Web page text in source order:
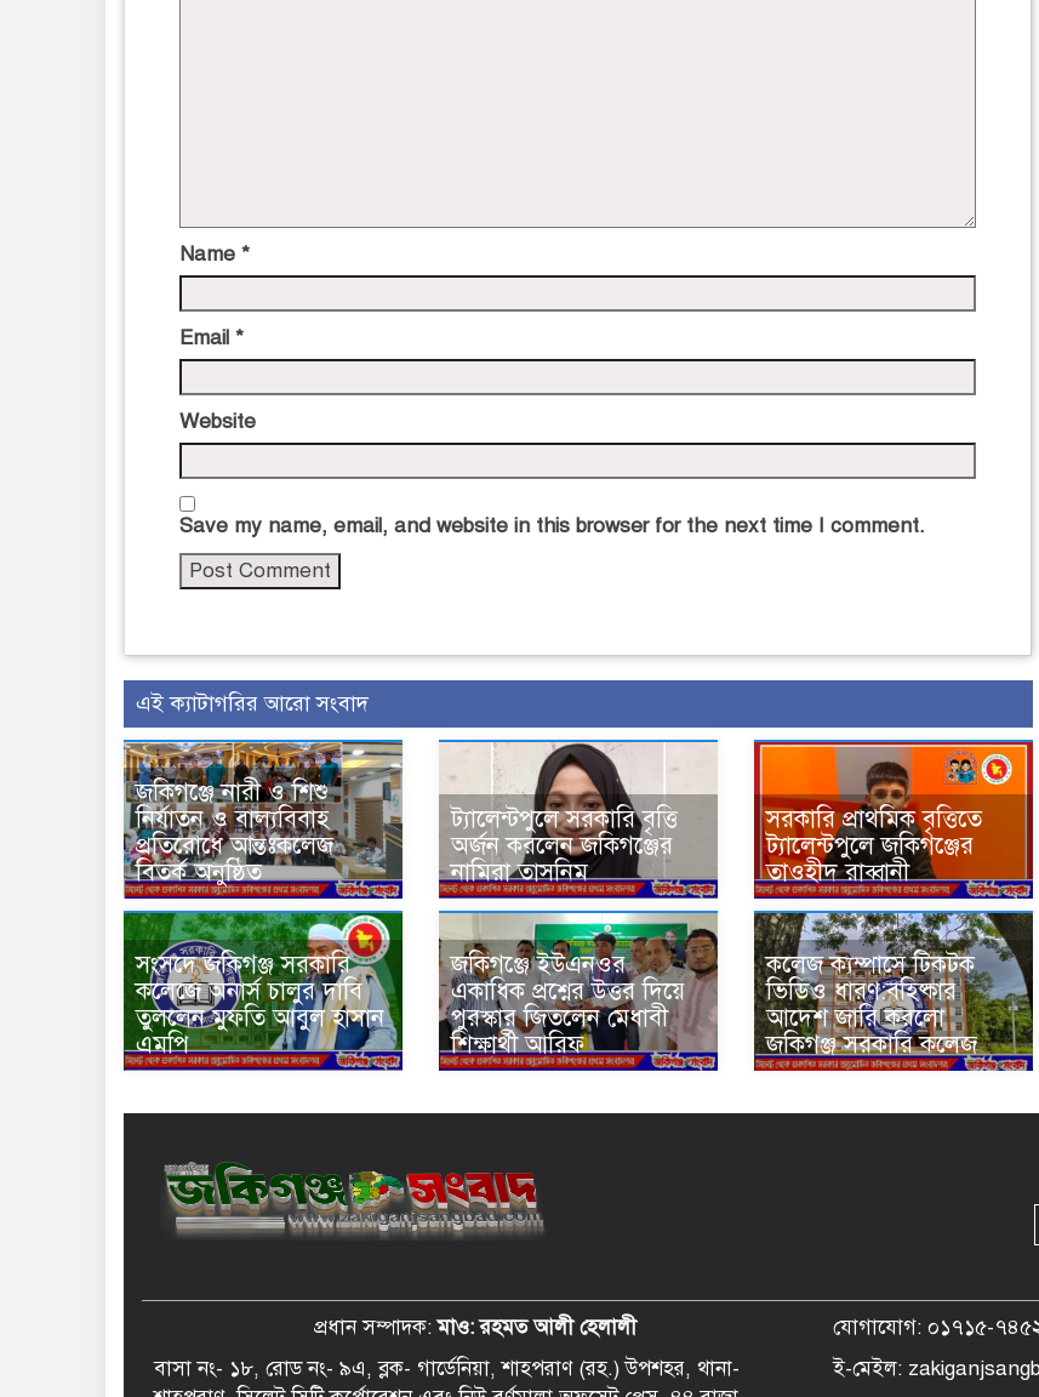
Name *
Email *
Website
Save my name, email, and website in this browser for the next time I comment.
এই ক্যাটাগরির আরো সংবাদ
জকিগঞ্জে নারী ও শিশু
নির্যাতন ও বাল্যবিবাহ
প্রতিরোধে আন্তঃকলেজ
বিতর্ক অনুষ্ঠিত
ট্যালেন্টপুলে সরকারি বৃত্তি
অর্জন করলেন জকিগঞ্জের
নামিরা তাসনিম
সরকারি প্রাথমিক বৃত্তিতে
ট্যালেন্টপুলে জকিগঞ্জের
তাওহীদ রাব্বানী
সংসদে জকিগঞ্জ সরকারি
কলেজে অনার্স চালুর দাবি
তুললেন মুফতি আবুল হাসান
এমপি
জকিগঞ্জে ইউএনওর
একাধিক প্রশ্নের উত্তর দিয়ে
পুরস্কার জিতলেন মেধাবী
শিক্ষার্থী আরিফ
কলেজ ক্যম্পাসে টিকটক
ভিডিও ধারণ:বহিষ্কার
আদেশ জারি করলো
জকিগঞ্জ সরকারি কলেজ
প্রধান সম্পাদক:মাও: রহমত আলী হেলালী
বাসা নং- ১৮, রোড নং- ৯এ, ব্লক- গার্ডেনিয়া, শাহপরাণ (রহ.) উপশহর, থানা-
যোগাযোগ: ০১৭১৫-
ই-মেইল: